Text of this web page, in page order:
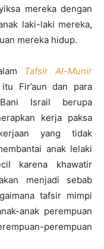
mereka dengan
laki-laki mereka,
mereka hidup.
Tafsir Al-Munir
Fir’aun dan para
Israil berupa
kerja paksa
yang tidak
anak lelaki
karena khawatir
menjadi sebab
tafsir mimpi
anak perempuan
perempuan